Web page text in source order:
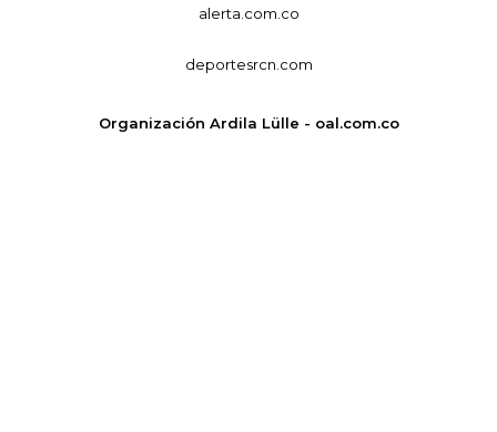
alerta.com.co
deportesrcn.com
Organización Ardila Lülle - oal.com.co